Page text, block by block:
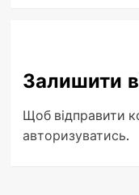
Залишити
Щоб відправити
авторизуватись.